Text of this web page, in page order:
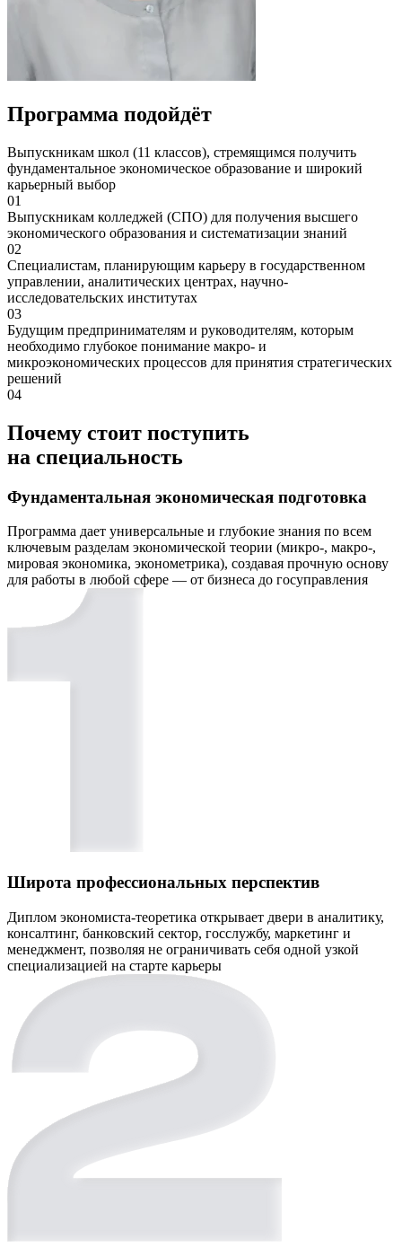
Программа подойдёт
Выпускникам школ (11 классов), стремящимся получить
фундаментальное экономическое образование и широкий
карьерный выбор
01
Выпускникам колледжей (СПО) для получения высшего
экономического образования и систематизации знаний
02
Специалистам, планирующим карьеру в государственном
управлении, аналитических центрах, научно-
исследовательских институтах
03
Будущим предпринимателям и руководителям, которым
необходимо глубокое понимание макро- и
микроэкономических процессов для принятия стратегических
решений
04
Почему стоит поступить
на специальность
Фундаментальная экономическая подготовка
Программа дает универсальные и глубокие знания по всем
ключевым разделам экономической теории (микро-, макро-,
мировая экономика, эконометрика), создавая прочную основу
для работы в любой сфере — от бизнеса до госуправления
Широта профессиональных перспектив
Диплом экономиста-теоретика открывает двери в аналитику,
консалтинг, банковский сектор, госслужбу, маркетинг и
менеджмент, позволяя не ограничивать себя одной узкой
специализацией на старте карьеры